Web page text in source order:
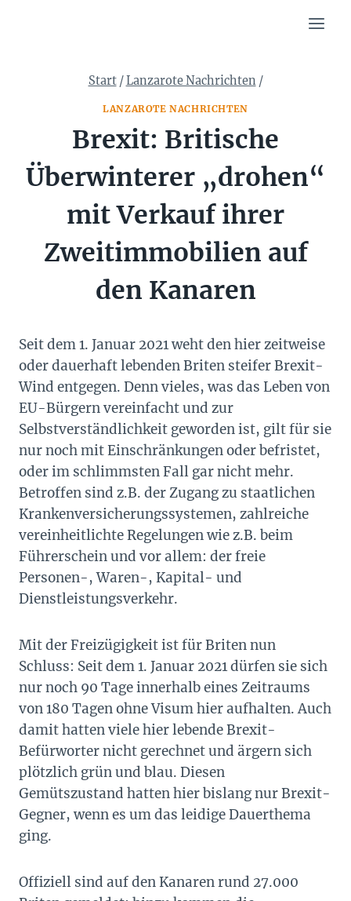
Start /Lanzarote Nachrichten /
LANZAROTE NACHRICHTEN
Brexit: Britische
Überwinterer „drohen“
mit Verkauf ihrer
Zweitimmobilien auf
den Kanaren
Seit dem 1. Januar 2021 weht den hier zeitweise
oder dauerhaft lebenden Briten steifer Brexit-
Wind entgegen. Denn vieles, was das Leben von
EU-Bürgern vereinfacht und zur
Selbstverständlichkeit geworden ist, gilt für sie
nur noch mit Einschränkungen oder befristet,
oder im schlimmsten Fall gar nicht mehr.
Betroffen sind z.B. der Zugang zu staatlichen
Krankenversicherungssystemen, zahlreiche
vereinheitlichte Regelungen wie z.B. beim
Führerschein und vor allem: der freie
Personen-, Waren-, Kapital- und
Dienstleistungsverkehr.
Mit der Freizügigkeit ist für Briten nun
Schluss: Seit dem 1. Januar 2021 dürfen sie sich
nur noch 90 Tage innerhalb eines Zeitraums
von 180 Tagen ohne Visum hier aufhalten. Auch
damit hatten viele hier lebende Brexit-
Befürworter nicht gerechnet und ärgern sich
plötzlich grün und blau. Diesen
Gemütszustand hatten hier bislang nur Brexit-
Gegner, wenn es um das leidige Dauerthema
ging.
Offiziell sind auf den Kanaren rund 27.000